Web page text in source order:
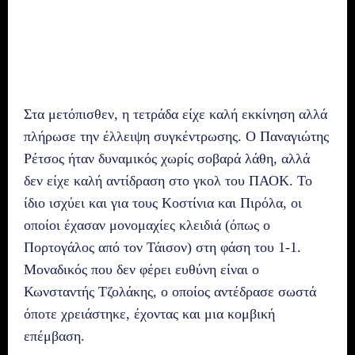
Στα μετόπισθεν, η τετράδα είχε καλή εκκίνηση αλλά
πλήρωσε την έλλειψη συγκέντρωσης. Ο Παναγιώτης
Ρέτσος ήταν δυναμικός χωρίς σοβαρά λάθη, αλλά
δεν είχε καλή αντίδραση στο γκολ του ΠΑΟΚ. Το
ίδιο ισχύει και για τους Κοστίνια και Πιρόλα, οι
οποίοι έχασαν μονομαχίες κλειδιά (όπως ο
Πορτογάλος από τον Τάισον) στη φάση του 1-1.
Μοναδικός που δεν φέρει ευθύνη είναι ο
Κωνσταντής Τζολάκης, ο οποίος αντέδρασε σωστά
όποτε χρειάστηκε, έχοντας και μια κομβική
επέμβαση.